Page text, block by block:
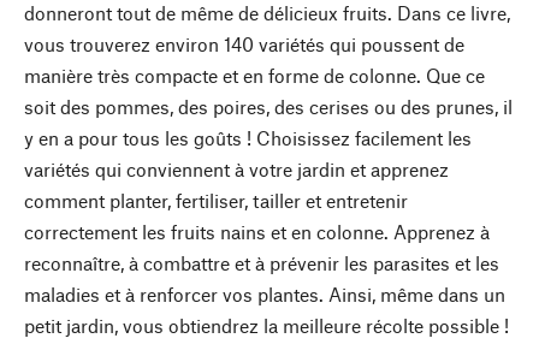
donneront tout de même de délicieux fruits. Dans ce livre,
vous trouverez environ 140 variétés qui poussent de
manière très compacte et en forme de colonne. Que ce
soit des pommes, des poires, des cerises ou des prunes, il
y en a pour tous les goûts ! Choisissez facilement les
variétés qui conviennent à votre jardin et apprenez
comment planter, fertiliser, tailler et entretenir
correctement les fruits nains et en colonne. Apprenez à
reconnaître, à combattre et à prévenir les parasites et les
maladies et à renforcer vos plantes. Ainsi, même dans un
petit jardin, vous obtiendrez la meilleure récolte possible !